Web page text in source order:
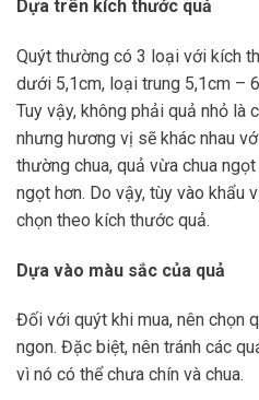
Dựa trên kích thước quả
Quýt thường có 3 loại với kích
dưới 5,1cm, loại trung 5,1cm –
Tuy vậy, không phải quả nhỏ là
nhưng hương vị sẽ khác nhau
thường chua, quả vừa chua
ngọt hơn. Do vậy, tùy vào khẩu
chọn theo kích thước quả.
Dựa vào màu sắc của quả
Đối với quýt khi mua, nên chọn
ngon. Đặc biệt, nên tránh các
vì nó có thể chưa chín và chua.